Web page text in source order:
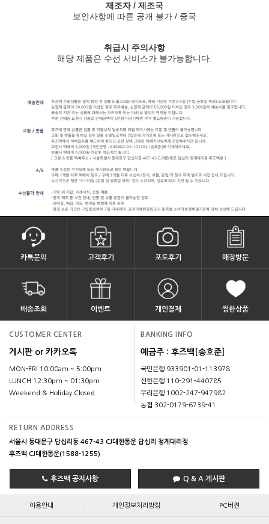
제조자 / 제조국
보안사항에 따른 공개 불가 / 중국
취급시 주의사항
해당 제품은 수선 서비스가 불가능합니다.
카톡문의 고객후기 포토후기 매장방문
배송조회 이벤트 개인결제 찜한상품
CUSTOMER CENTER
게시판 or 카카오톡
MON-FRI 10:00am ~ 5:00pm
LUNCH 12:30pm ~ 01:30pm
Weekend & Holiday Closed
BANKING INFO
예금주 : 후즈백[송호준]
국민은행 933901-01-113978
신한은행 110-291-440785
우리은행 1002-247-947982
농협 302-0179-6739-41
RETURN ADDRESS
서울시 동대문구 답십리동 467-43 CJ대한통운 답십리 청계대리점
후즈백 CJ대한통운(1588-1255)
후즈백 공지사항 Q & A 게시판
이용안내 개인정보처리방침 PC버젼